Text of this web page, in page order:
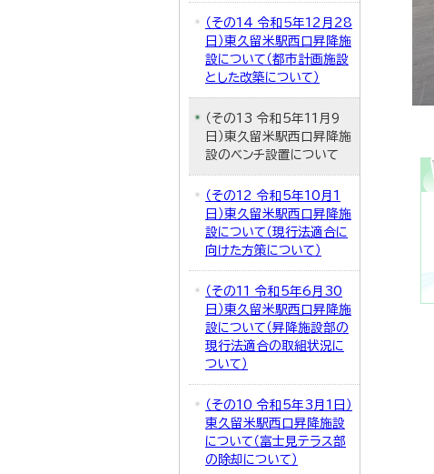
（その14 令和5年12月28
日）東久留米駅西口昇降施
設について（都市計画施設
とした改築について）
（その13 令和5年11月9
日）東久留米駅西口昇降施
設のベンチ設置について
（その12 令和5年10月1
日）東久留米駅西口昇降施
設について（現行法適合に
向けた方策について）
（その11 令和5年6月30
日）東久留米駅西口昇降施
設について（昇降施設部の
現行法適合の取組状況に
ついて）
（その10 令和5年3月1日）
東久留米駅西口昇降施設
について（富士見テラス部
の除却について）